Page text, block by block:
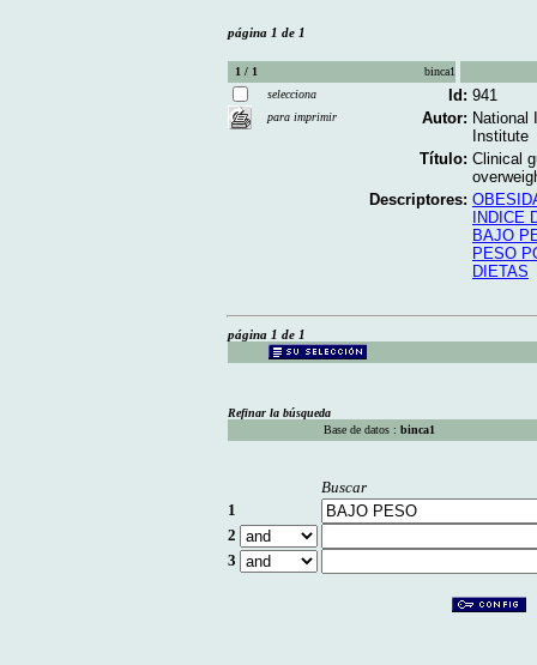
página 1 de 1
1 / 1
binca1
selecciona
para imprimir
Id: 941
Autor: National
Institute
Título: Clinical
Descriptores:
INDICE
BAJO
PESO
DIETAS
página 1 de 1
Refinar la búsqueda
Base de datos : binca1
Buscar
1
2
3